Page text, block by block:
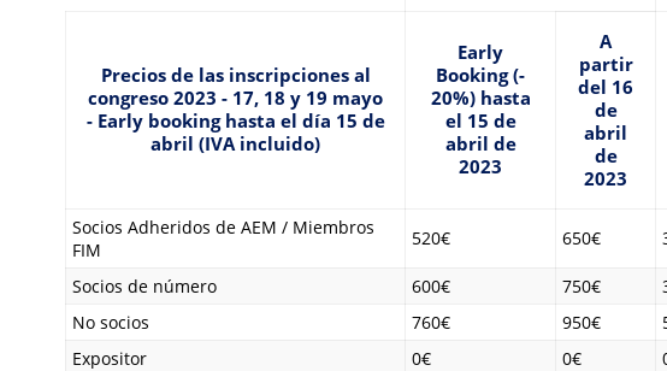
Precios de las inscripciones al
congreso 2023 - 17, 18 y 19 mayo
- Early booking hasta el día 15 de
abril (IVA incluido)
Early
Booking (-
20%) hasta
el 15 de
abril de
2023
A
partir
del 16
de
abril
de
2023
Socios Adheridos de AEM / Miembros
FIM
520€ 650€
Socios de número 600€ 750€
No socios
760€ 950€
Expositor
0€ 0€